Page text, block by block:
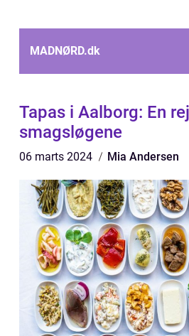
MADNØRD.dk
Tapas i Aalborg: En
smagsløgene
06 marts 2024 Mia Andersen